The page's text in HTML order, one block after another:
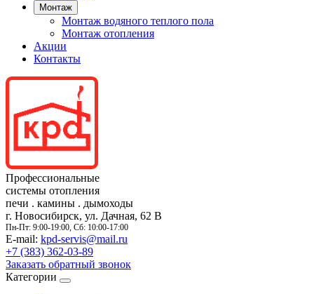
Монтаж
Монтаж водяного теплого пола
Монтаж отопления
Акции
Контакты
Профессиональные
системы отопления
печи . камины . дымоходы
г. Новосибирск, ул. Дачная, 62 В
Пн-Пт: 9:00-19:00, Сб: 10:00-17:00
E-mail: kpd-servis@mail.ru
+7 (383) 362-03-89
Заказать обратный звонок
Категории